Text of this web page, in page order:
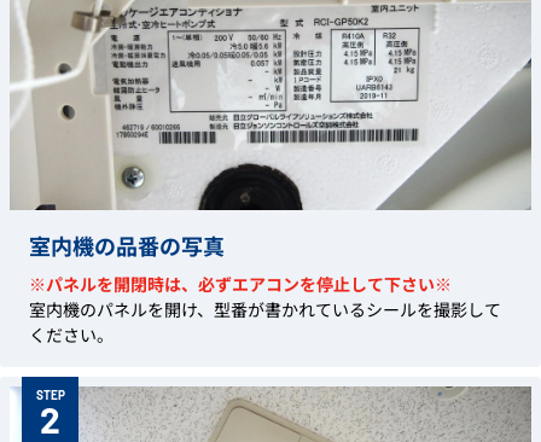
室内機の品番の写真
※パネルを開閉時は、必ずエアコンを停止して下さい※
室内機のパネルを開け、型番が書かれているシールを撮影して
ください。
STEP
2